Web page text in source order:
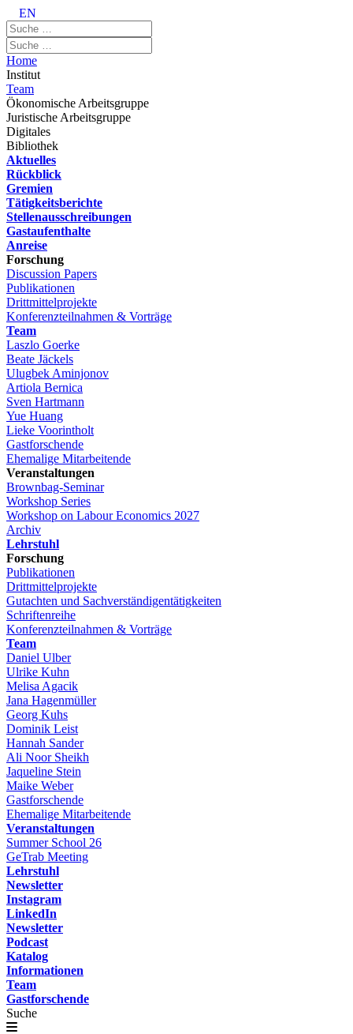
EN
Home
Institut
Team
Ökonomische Arbeitsgruppe
Juristische Arbeitsgruppe
Digitales
Bibliothek
Aktuelles
Rückblick
Gremien
Tätigkeitsberichte
Stellenausschreibungen
Gastaufenthalte
Anreise
Forschung
Discussion Papers
Publikationen
Drittmittelprojekte
Konferenzteilnahmen & Vorträge
Team
Laszlo Goerke
Beate Jäckels
Ulugbek Aminjonov
Artiola Bernica
Sven Hartmann
Yue Huang
Lieke Voorintholt
Gastforschende
Ehemalige Mitarbeitende
Veranstaltungen
Brownbag-Seminar
Workshop Series
Workshop on Labour Economics 2027
Archiv
Lehrstuhl
Forschung
Publikationen
Drittmittelprojekte
Gutachten und Sachverständigentätigkeiten
Schriftenreihe
Konferenzteilnahmen & Vorträge
Team
Daniel Ulber
Ulrike Kuhn
Melisa Agacik
Jana Hagenmüller
Georg Kuhs
Dominik Leist
Hannah Sander
Ali Noor Sheikh
Jaqueline Stein
Maike Weber
Gastforschende
Ehemalige Mitarbeitende
Veranstaltungen
Summer School 26
GeTrab Meeting
Lehrstuhl
Newsletter
Instagram
LinkedIn
Newsletter
Podcast
Katalog
Informationen
Team
Gastforschende
Suche